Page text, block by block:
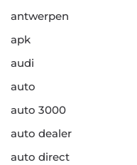
antwerpen
apk
audi
auto
auto 3000
auto dealer
auto direct